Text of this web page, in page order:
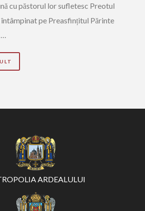
cu păstorul lor sufletesc Preotul
pe Preasfințitul Părinte
ARDEALULUI